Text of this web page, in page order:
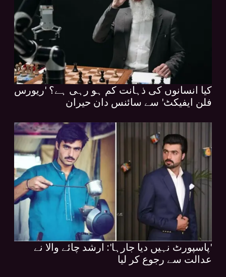
کیا انسانوں کی ذہانت کم ہو رہی ہے؟ 'ریورس
فلن ایفیکٹ' سے سائنس دان حیران
'پاسپورٹ نہیں دیا جارہا': ارشد چائے والا نے
عدالت سے رجوع کر لیا